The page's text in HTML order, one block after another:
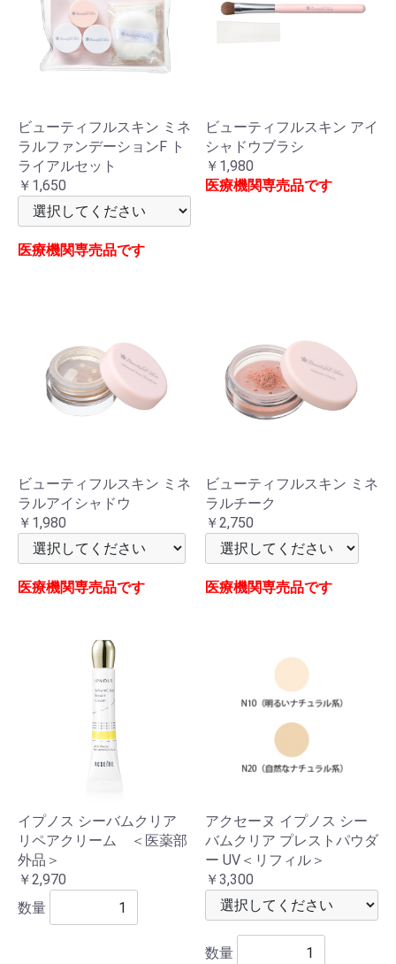
ビューティフルスキン ミネ
ラルファンデーションF ト
ライアルセット
￥1,650
医療機関専売品です
ビューティフルスキン アイ
シャドウブラシ
￥1,980
医療機関専売品です
ビューティフルスキン ミネ
ラルアイシャドウ
￥1,980
医療機関専売品です
ビューティフルスキン ミネ
ラルチーク
￥2,750
医療機関専売品です
イプノス シーバムクリア
リペアクリーム ＜医薬部
外品＞
￥2,970
数量
アクセーヌ イプノス シー
バムクリア プレストパウダ
ー UV＜リフィル＞
￥3,300
数量